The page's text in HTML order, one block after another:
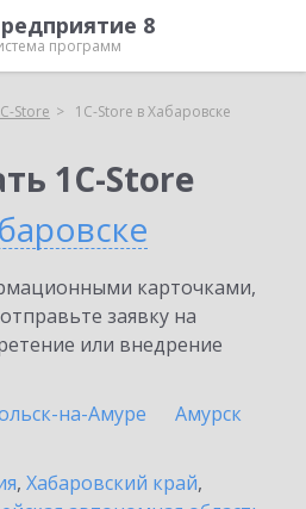
8
программ
Store 1C-Store в Хабаровске
1C-Store
карточками,
заявку на
или внедрение
на-Амуре
Амурск
, Хабаровский край,